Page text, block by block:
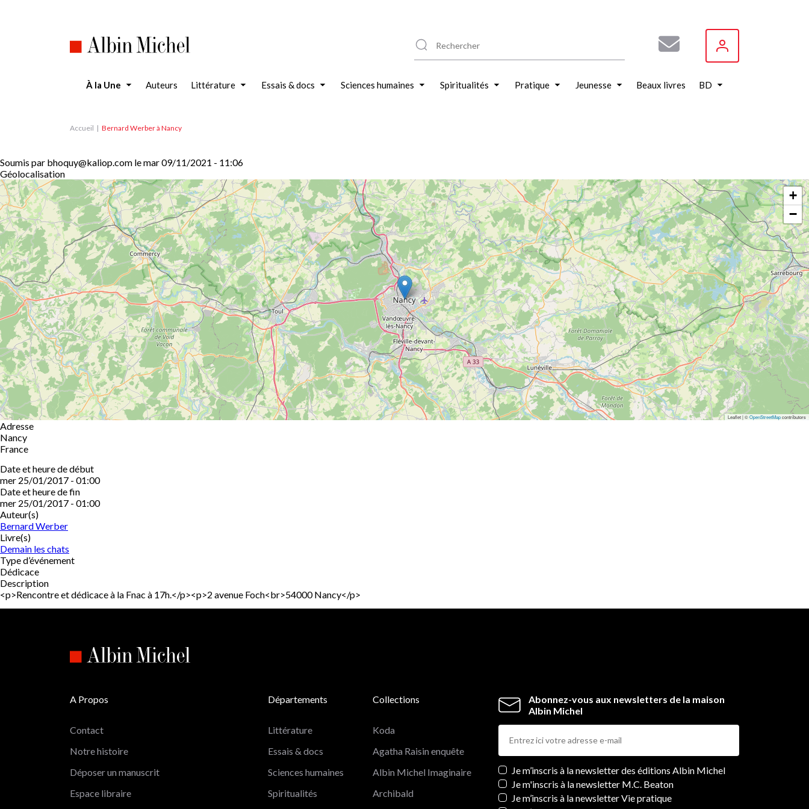
À la Une Auteurs Littérature Essais & docs Sciences humaines Spiritualités Pratique Jeunesse Beaux livres BD
Accueil Bernard Werber à Nancy
Soumis par bhoquy@kaliop.com lemar 09/11/2021 - 11:06
Géolocalisation
+
−
Leaflet | ©OpenStreetMapcontributors
Adresse
Nancy
France
Date et heure de début
mer 25/01/2017 - 01:00
Date et heure de fin
mer 25/01/2017 - 01:00
Auteur(s)
Bernard Werber
Livre(s)
Demain les chats
Type d’événement
Dédicace
Description
<p>Rencontre et dédicace à la Fnac à 17h.</p><p>2 avenue Foch<br>54000 Nancy</p>
Abonnez-vous aux newsletters de la maison
Albin Michel
Newsletters
Je m’inscris à la newsletter des éditions Albin Michel
Je m'inscris à la newsletter M.C. Beaton
Je m’inscris à la newsletter Vie pratique
A Propos
Contact
Notre histoire
Déposer un manuscrit
Espace libraire
Départements
Littérature
Essais & docs
Sciences humaines
Spiritualités
Collections
Koda
Agatha Raisin enquête
Albin Michel Imaginaire
Archibald